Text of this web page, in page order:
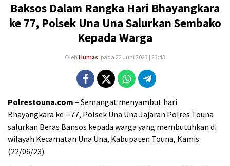
Baksos Dalam Rangka Hari Bhayangkara
ke 77, Polsek Una Una Salurkan Sembako
Kepada Warga
Oleh Humas pada 22 Juni 2023 | 23:43
Polrestouna.com – Semangat menyambut hari
Bhayangkara ke – 77, Polsek Una Una Jajaran Polres Touna
salurkan Beras Bansos kepada warga yang membutuhkan di
wilayah Kecamatan Una Una, Kabupaten Touna, Kamis
(22/06/23).